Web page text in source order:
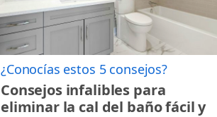
¿Conocías estos 5 consejos?
Consejos infalibles para
eliminar la cal del baño fácil y